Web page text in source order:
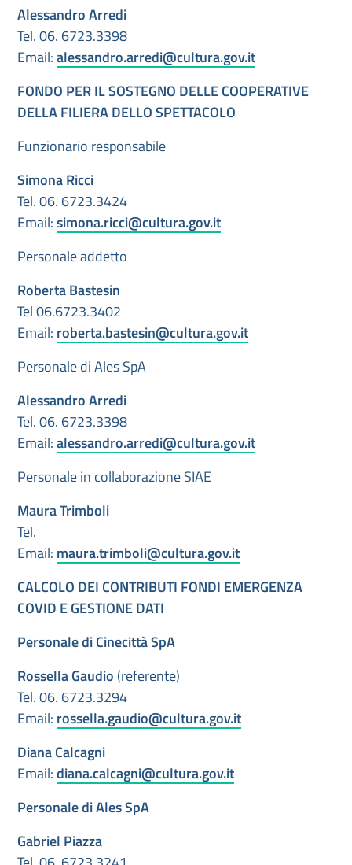
Alessandro Arredi
Tel. 06. 6723.3398
Email:alessandro.arredi@cultura.gov.it
FONDO PER IL SOSTEGNO DELLE COOPERATIVE
DELLA FILIERA DELLO SPETTACOLO
Funzionario responsabile
SimonaRicci
Tel. 06. 6723.3424
Email:simona.ricci@cultura.gov.it
Personale addetto
Roberta Bastesin
Tel 06.6723.3402
Email: roberta.bastesin@cultura.gov.it
Personale di Ales SpA
Alessandro Arredi
Tel. 06. 6723.3398
Email:alessandro.arredi@cultura.gov.it
Personale in collaborazione SIAE
Maura Trimboli
Tel.
Email: maura.trimboli@cultura.gov.it
CALCOLO DEI CONTRIBUTI FONDI EMERGENZA
COVID E GESTIONE DATI
Personale di Cinecittà SpA
Rossella Gaudio (referente)
Tel. 06. 6723.3294
Email: rossella.gaudio@cultura.gov.it
Diana Calcagni
Email:diana.calcagni@cultura.gov.it
Personale di Ales SpA
Gabriel Piazza